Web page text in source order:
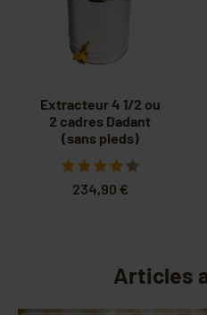
Extracteur 4 1/2 ou
2 cadres Dadant
(sans pieds)
234,90 €
Articles